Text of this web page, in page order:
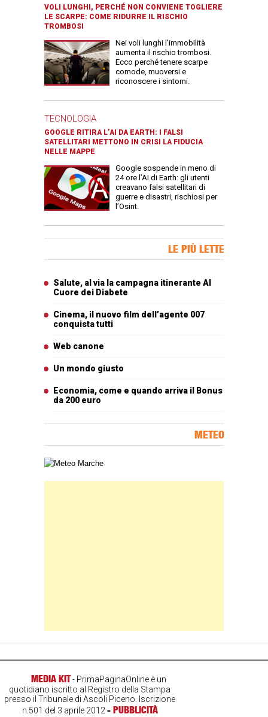
VOLI LUNGHI, PERCHÉ NON CONVIENE TOGLIERE
LE SCARPE: COME RIDURRE IL RISCHIO
TROMBOSI
Nei voli lunghi l’immobilità
aumenta il rischio trombosi.
Ecco perché tenere scarpe
comode, muoversi e
riconoscere i sintomi.
TECNOLOGIA
GOOGLE RITIRA L’AI DA EARTH: I FALSI
SATELLITARI METTONO IN CRISI LA FIDUCIA
NELLE MAPPE
Google sospende in meno di
24 ore l’AI di Earth: gli utenti
creavano falsi satellitari di
guerre e disastri, rischiosi per
l’Osint.
LE PIÙ LETTE
Salute, al via la campagna itinerante Al
Cuore dei Diabete
Cinema, il nuovo film dell’agente 007
conquista tutti
Web canone
Un mondo giusto
Economia, come e quando arriva il Bonus
da 200 euro
METEO
Carta meteorologica delle Marche
MEDIA KIT- PrimaPaginaOnline è un
quotidiano iscritto al Registro della Stampa
presso il Tribunale di Ascoli Piceno. Iscrizione
n.501 del 3 aprile 2012- PUBBLICITÀ